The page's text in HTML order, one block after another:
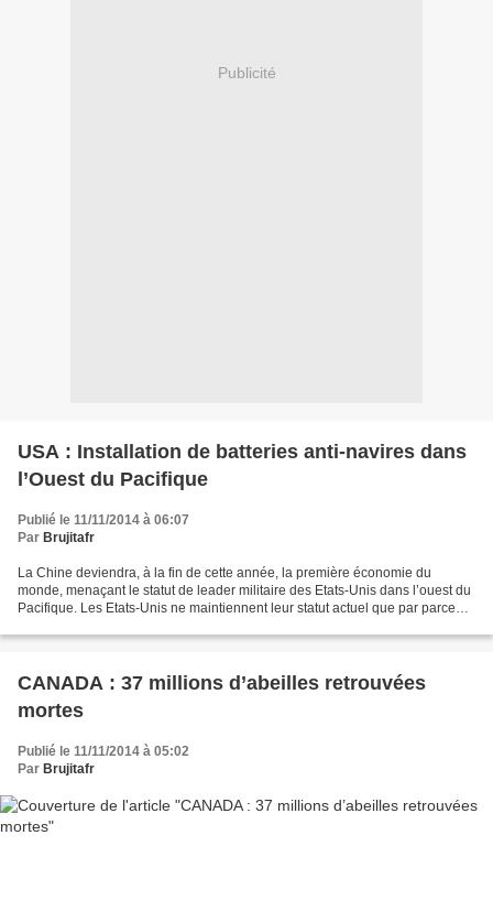
Publicité
USA : Installation de batteries anti-navires dans
l’Ouest du Pacifique
Publié le 11/11/2014 à 06:07
Par Brujitafr
La Chine deviendra, à la fin de cette année, la première économie du
monde, menaçant le statut de leader militaire des Etats-Unis dans l’ouest du
Pacifique. Les Etats-Unis ne maintiennent leur statut actuel que par parce
CANADA : 37 millions d’abeilles retrouvées
mortes
Publié le 11/11/2014 à 05:02
Par Brujitafr